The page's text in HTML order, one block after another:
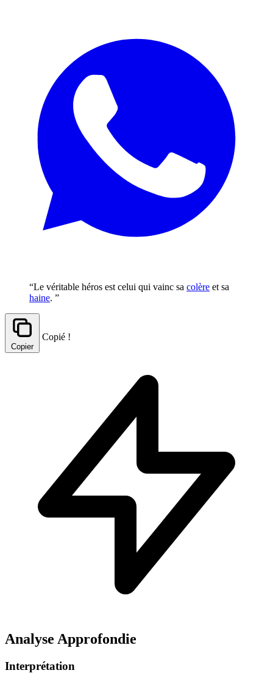
“Le véritable héros est celui qui vainc sa colère et sa
haine. ”
Copier
Copié !
Analyse Approfondie
Interprétation